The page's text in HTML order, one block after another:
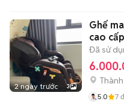
2 ngày trước 3
Ghế
cao
Đã sử
5.0 7